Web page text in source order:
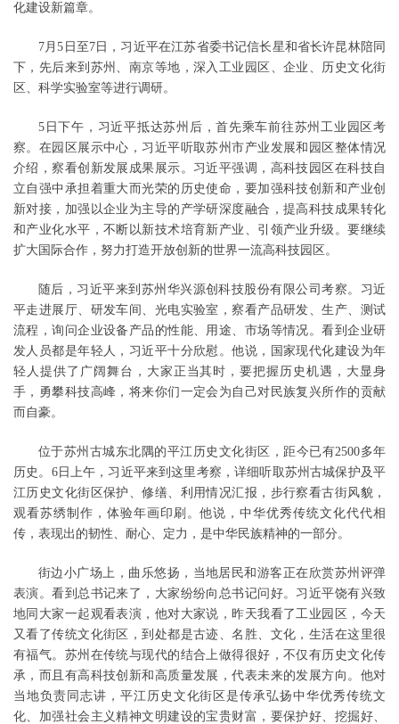
化建设新篇章。
7月5日至7日，习近平在江苏省委书记信长星和省长许昆林陪同
下，先后来到苏州、南京等地，深入工业园区、企业、历史文化街
区、科学实验室等进行调研。
5日下午，习近平抵达苏州后，首先乘车前往苏州工业园区考
察。在园区展示中心，习近平听取苏州市产业发展和园区整体情况
介绍，察看创新发展成果展示。习近平强调，高科技园区在科技自
立自强中承担着重大而光荣的历史使命，要加强科技创新和产业创
新对接，加强以企业为主导的产学研深度融合，提高科技成果转化
和产业化水平，不断以新技术培育新产业、引领产业升级。要继续
扩大国际合作，努力打造开放创新的世界一流高科技园区。
随后，习近平来到苏州华兴源创科技股份有限公司考察。习近
平走进展厅、研发车间、光电实验室，察看产品研发、生产、测试
流程，询问企业设备产品的性能、用途、市场等情况。看到企业研
发人员都是年轻人，习近平十分欣慰。他说，国家现代化建设为年
轻人提供了广阔舞台，大家正当其时，要把握历史机遇，大显身
手，勇攀科技高峰，将来你们一定会为自己对民族复兴所作的贡献
而自豪。
位于苏州古城东北隅的平江历史文化街区，距今已有2500多年
历史。6日上午，习近平来到这里考察，详细听取苏州古城保护及平
江历史文化街区保护、修缮、利用情况汇报，步行察看古街风貌，
观看苏绣制作，体验年画印刷。他说，中华优秀传统文化代代相
传，表现出的韧性、耐心、定力，是中华民族精神的一部分。
街边小广场上，曲乐悠扬，当地居民和游客正在欣赏苏州评弹
表演。看到总书记来了，大家纷纷向总书记问好。习近平饶有兴致
地同大家一起观看表演，他对大家说，昨天我看了工业园区，今天
又看了传统文化街区，到处都是古迹、名胜、文化，生活在这里很
有福气。苏州在传统与现代的结合上做得很好，不仅有历史文化传
承，而且有高科技创新和高质量发展，代表未来的发展方向。他对
当地负责同志讲，平江历史文化街区是传承弘扬中华优秀传统文
化、加强社会主义精神文明建设的宝贵财富，要保护好、挖掘好、